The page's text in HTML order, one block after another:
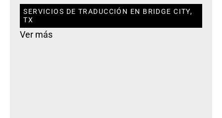
SERVICIOS DE TRADUCCIÓN EN BRIDGE CITY,
TX
Ver más